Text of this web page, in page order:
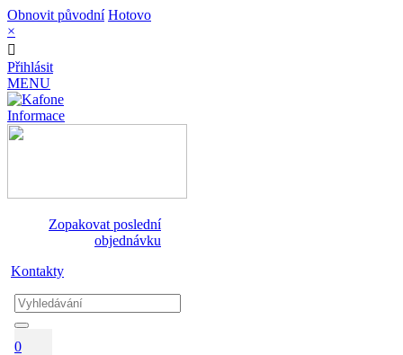
Obnovit původní Hotovo
×
Přihlásit
MENU
Informace
Zopakovat poslední
objednávku
Kontakty
0